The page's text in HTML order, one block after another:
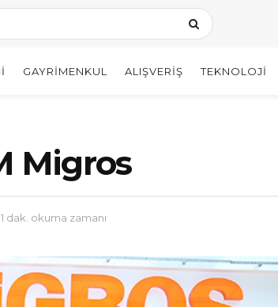
GAYRIMENKUL ALIŞVERIŞ TEKNOLOJI
Migros
dak. okuma zamanı